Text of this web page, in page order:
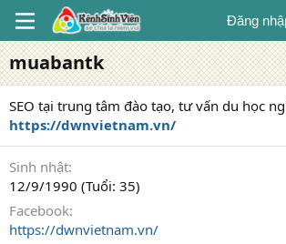
Đăng
muabantk
SEO tại trung tâm đào tạo, tư vấn du học
https://dwnvietnam.vn/
Sinh nhật
12/9/1990 (Tuổi: 35)
Facebook
https://dwnvietnam.vn/